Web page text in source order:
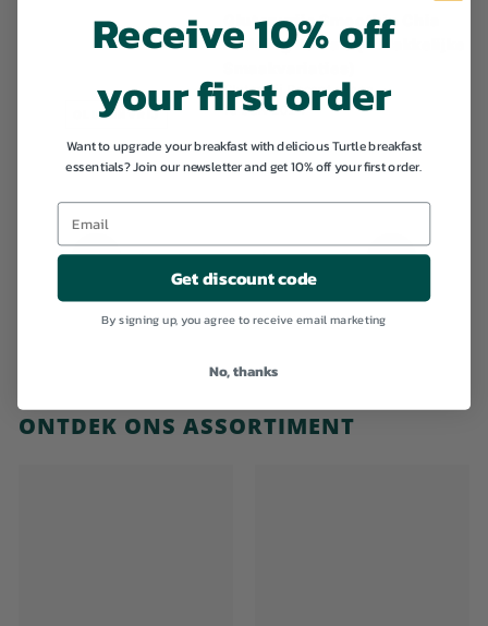
GLUTENVRIJ
Glutenvrije Smoothie Chia
Pudding Parfait (4 Makkelijke
Glutenvrij Recept vegan
19 JUN 2024
1 2 3 4 5 6
ONTDEK ONS ASSORTIMENT
Receive 10% off
your first order
Want to upgrade your breakfast with delicious Turtle breakfast
essentials? Join our newsletter and get 10% off your first order.
Get discount code
By signing up, you agree to receive email marketing
No, thanks